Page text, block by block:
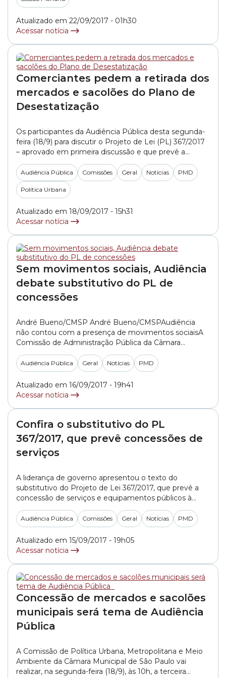
Atualizado em 22/09/2017 - 01h30
Acessar notícia
Comerciantes pedem a retirada dos
mercados e sacolões do Plano de
Desestatização
Os participantes da Audiência Pública desta segunda-
feira (18/9) para discutir o Projeto de Lei (PL) 367/2017
– aprovado em primeira discussão e que prevê a
concessão ao setor privado de uma série de espaços
públicos – pediram a retirada dos 14 mercados
municipais e 17 sacolões da capital paulista da
Audiência Pública Comissões Geral Notícias PMD
Política Urbana
Atualizado em 18/09/2017 - 15h31
Acessar notícia
​Sem movimentos sociais, Audiência
debate substitutivo do PL de
concessões
André Bueno/CMSP André Bueno/CMSPAudiência
não contou com a presença de movimentos sociaisA
Comissão de Administração Pública da Câmara
Municipal de São Paulo realizou neste sábado (16/9)
uma Audiência Pública para discutir o Projeto de Lei
(PL) 367/2017, do Executivo, que trata do PMD (Plano
Municipal de Desestatização). Os movimentos sociais
Audiência Pública Geral Notícias PMD
Atualizado em 16/09/2017 - 19h41
Acessar notícia
Confira o substitutivo do PL
367/2017, que prevê concessões de
serviços
A liderança de governo apresentou o texto do
substitutivo do Projeto de Lei 367/2017, que prevê a
concessão de serviços e equipamentos públicos à
iniciativa privada. O novo texto foi elaborado após mais
de 20 Audiências Públicas realizadas pela Câmara
Municipal de São Paulo. A proposta será debatida
Audiência Pública Comissões Geral Notícias PMD
Atualizado em 15/09/2017 - 19h05
Acessar notícia
Concessão de mercados e sacolões
municipais será tema de Audiência
Pública
A Comissão de Política Urbana, Metropolitana e Meio
Ambiente da Câmara Municipal de São Paulo vai
realizar, na segunda-feira (18/9), às 10h, a terceira